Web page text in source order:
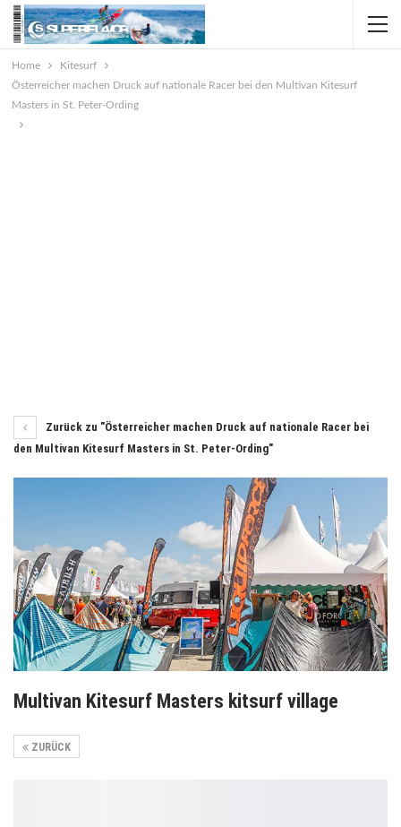
Home
Kitesurf
Österreicher machen Druck auf nationale Racer bei den Multivan Kitesurf
Masters in St. Peter-Ording
Zurück zu "Österreicher machen Druck auf nationale Racer bei
den Multivan Kitesurf Masters in St. Peter-Ording"
Multivan Kitesurf Masters kitsurf village
ZURÜCK